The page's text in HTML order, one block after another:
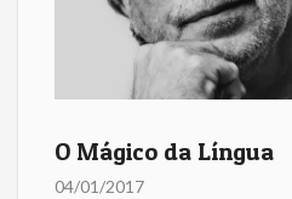
O Mágico da Língua
04/01/2017